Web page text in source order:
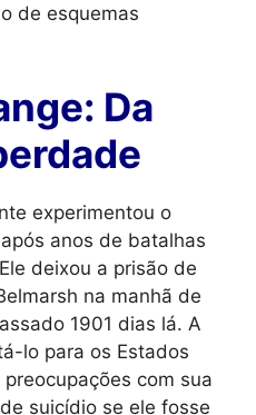
de esquemas
Da
experimentou o
anos de batalhas
deixou a prisão de
na manhã de
1901 dias lá. A
lo para os Estados
com sua
suicídio se ele fosse